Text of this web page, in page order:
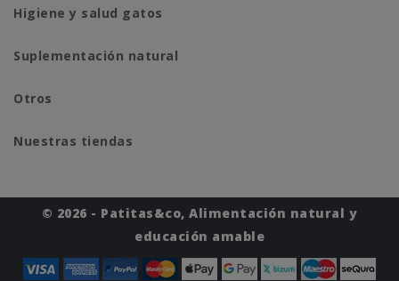
Higiene y salud gatos
Suplementación natural
Otros
Nuestras tiendas
© 2026 - Patitas&co, Alimentación natural y
educación amable